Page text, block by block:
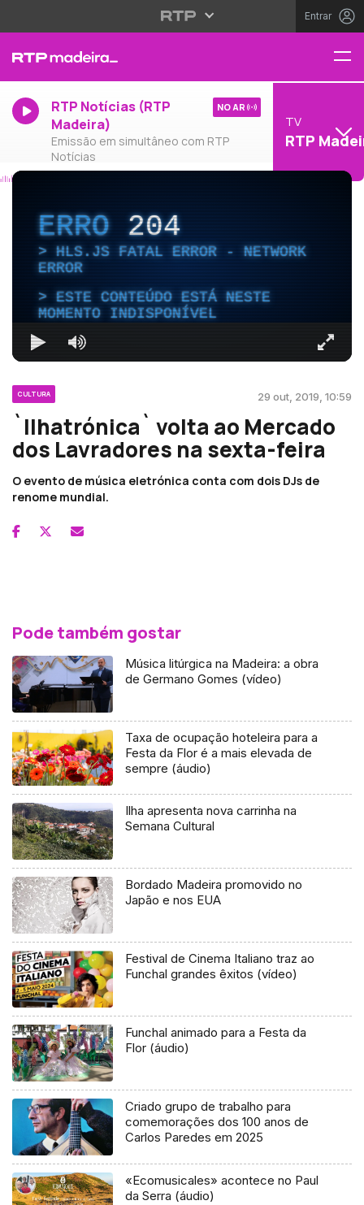
Entrar
RTP Notícias (RTP
Madeira)
Emissão em simultâneo com RTP
Notícias
NO AR
TV
RTP
ERRO204
HLS.JS FATAL ERROR - NETWORK
ERROR
ESTE CONTEÚDO ESTÁ NESTE
MOMENTO INDISPONÍVEL
CULTURA 29 out, 2019, 10:59
`Ilhatrónica` volta ao Mercado
dos Lavradores na sexta-feira
O evento de música eletrónica conta com dois DJs de
renome mundial.
Pode também gostar
Música litúrgica na Madeira: a obra
de Germano Gomes (vídeo)
Taxa de ocupação hoteleira para a
Festa da Flor é a mais elevada de
sempre (áudio)
Ilha apresenta nova carrinha na
Semana Cultural
Bordado Madeira promovido no
Japão e nos EUA
Festival de Cinema Italiano traz ao
Funchal grandes êxitos (vídeo)
Funchal animado para a Festa da
Flor (áudio)
Criado grupo de trabalho para
comemorações dos 100 anos de
Carlos Paredes em 2025
«Ecomusicales» acontece no Paul
da Serra (áudio)